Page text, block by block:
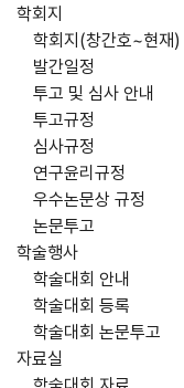
학회지
학회지(창간호~현재)
발간일정
투고 및 심사 안내
투고규정
심사규정
연구윤리규정
우수논문상 규정
논문투고
학술행사
학술대회 안내
학술대회 등록
학술대회 논문투고
자료실